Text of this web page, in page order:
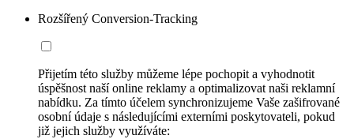
Rozšířený Conversion-Tracking
Přijetím této služby můžeme lépe pochopit a vyhodnotit
úspěšnost naší online reklamy a optimalizovat naši reklamní
nabídku. Za tímto účelem synchronizujeme Vaše zašifrované
osobní údaje s následujícími externími poskytovateli, pokud
již jejich služby využíváte: